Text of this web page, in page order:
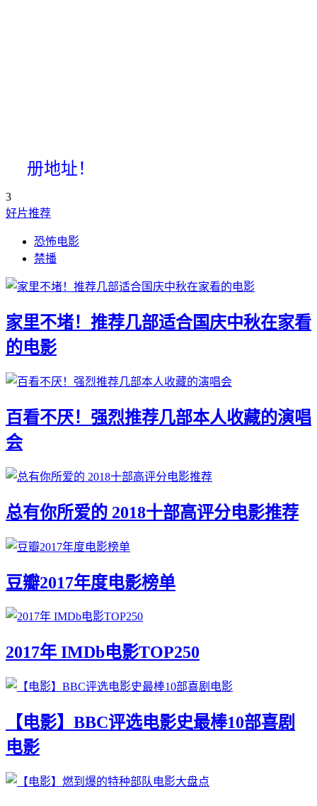
册地址！
3
好片推荐
恐怖电影
禁播
家里不堵！推荐几部适合国庆中秋在家看
的电影
百看不厌！强烈推荐几部本人收藏的演唱
会
总有你所爱的 2018十部高评分电影推荐
豆瓣2017年度电影榜单
2017年 IMDb电影TOP250
【电影】BBC评选电影史最棒10部喜剧
电影